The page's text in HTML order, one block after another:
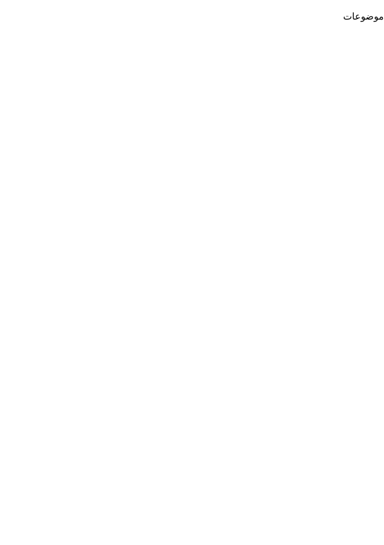
موضوعات